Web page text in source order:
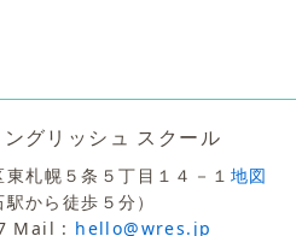
グリッシュ スクール
札幌５条５丁目１４－１ 地図
駅から徒歩５分）
Mail : hello@wres.jp